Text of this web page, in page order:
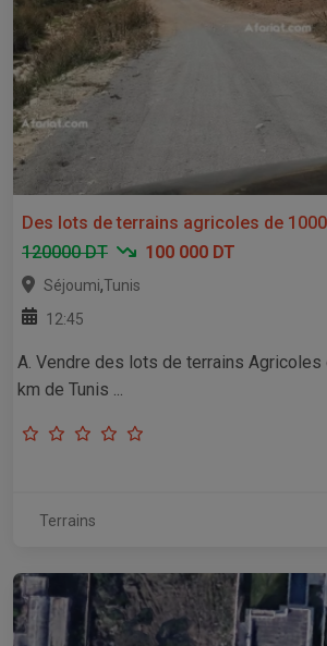
Des lots de terrains agricoles de
120000 DT
100 000 DT
Séjoumi,Tunis
12:45
A. Vendre des lots de terrains Agricoles
km de Tunis ...
Terrains